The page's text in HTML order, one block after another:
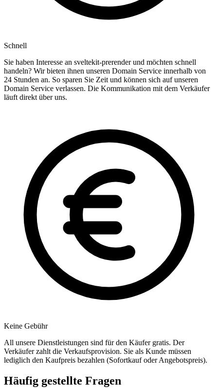
Schnell
Sie haben Interesse an sveltekit-prerender und möchten schnell
handeln? Wir bieten ihnen unseren Domain Service innerhalb von
24 Stunden an. So sparen Sie Zeit und können sich auf unseren
Domain Service verlassen. Die Kommunikation mit dem Verkäufer
läuft direkt über uns.
Keine Gebühr
All unsere Dienstleistungen sind für den Käufer gratis. Der
Verkäufer zahlt die Verkaufsprovision. Sie als Kunde müssen
lediglich den Kaufpreis bezahlen (Sofortkauf oder Angebotspreis).
Häufig gestellte Fragen